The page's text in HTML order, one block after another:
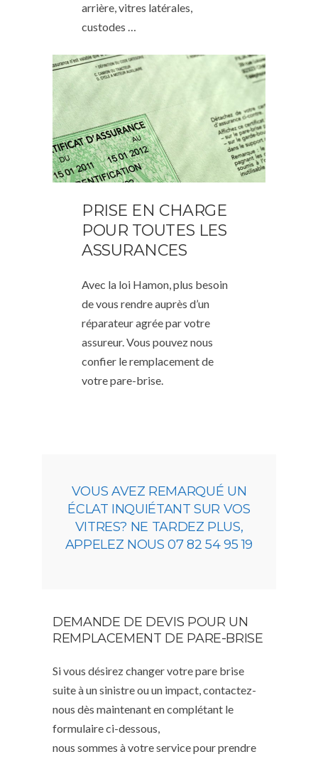
arrière, vitres latérales,
custodes …
PRISE EN CHARGE
POUR TOUTES LES
ASSURANCES
Avec la loi Hamon, plus besoin
de vous rendre auprès d’un
réparateur agrée par votre
assureur. Vous pouvez nous
confier le remplacement de
votre pare-brise.
VOUS AVEZ REMARQUÉ UN
ÉCLAT INQUIÉTANT SUR VOS
VITRES? NE TARDEZ PLUS,
APPELEZ NOUS 07 82 54 95 19
DEMANDE DE DEVIS POUR UN
REMPLACEMENT DE PARE-BRISE
Si vous désirez changer votre pare brise
suite à un sinistre ou un impact, contactez-
nous dès maintenant en complétant le
formulaire ci-dessous,
nous sommes à votre service pour prendre